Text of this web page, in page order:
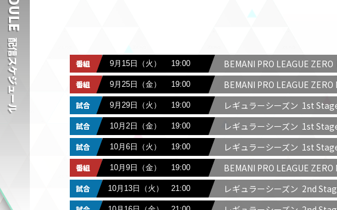
配信スケジュール 9月15日（火） 19:00 BEMANI PRO LEAGUE ZERO
9月25日（金） 19:00 BEMANI PRO LEAGUE ZERO
9月29日（火） 19:00 レギュラーシーズン 1st
10月2日（金） 19:00 レギュラーシーズン 1st
10月6日（火） 19:00 レギュラーシーズン 1st
10月9日（金） 19:00 BEMANI PRO LEAGUE ZERO
10月13日（火） 21:00 レギュラーシーズン 2nd